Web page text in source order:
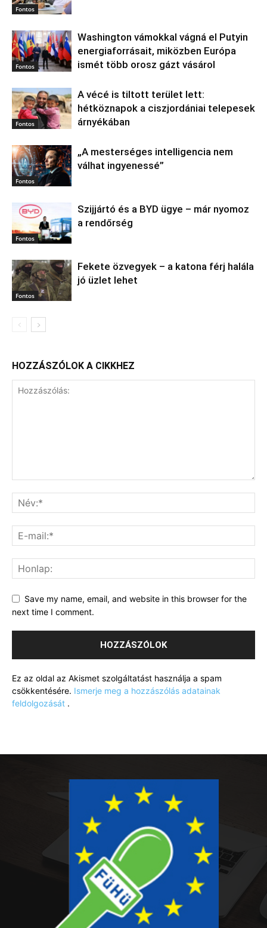
Fontos
Fontos
Washington vámokkal vágná el Putyin
energiaforrásait, miközben Európa
ismét több orosz gázt vásárol
Fontos
A vécé is tiltott terület lett:
hétköznapok a ciszjordániai telepesek
árnyékában
Fontos
„A mesterséges intelligencia nem
válhat ingyenessé”
Fontos
Szijjártó és a BYD ügye – már nyomoz
a rendőrség
Fontos
Fekete özvegyek – a katona férj halála
jó üzlet lehet
HOZZÁSZÓLOK A CIKKHEZ
Save my name, email, and website in this browser for the
next time I comment.
Ez az oldal az Akismet szolgáltatást használja a spam
csökkentésére. Ismerje meg a hozzászólás adatainak
feldolgozását .